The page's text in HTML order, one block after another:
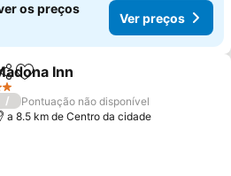
os preços
Ver preços
Adicionar aos favoritos
Inn
/
Pontuação não disponível
a 8.5 km de Centro da cidade